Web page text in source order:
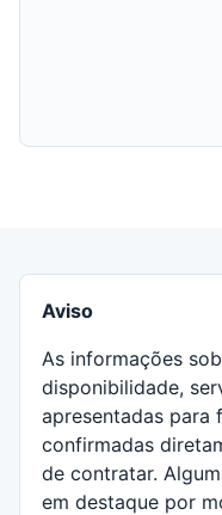
Aviso
As informações
disponibilidade,
apresentadas para
confirmadas
de contratar.
em destaque por